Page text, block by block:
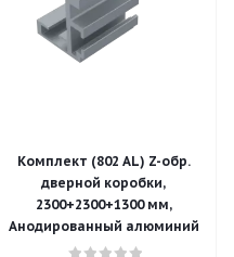
Комплект (802 AL) Z-обр.
дверной коробки,
2300+2300+1300 мм,
Анодированный алюминий